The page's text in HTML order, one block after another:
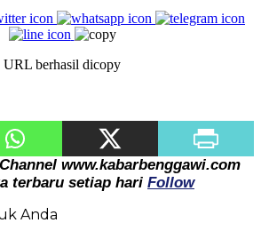
URL berhasil dicopy
www.kabarbenggawi.com
terbaru setiap hari Follow
Anda